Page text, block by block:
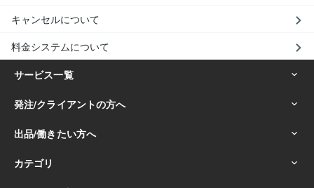
キャンセルについて
料金システムについて